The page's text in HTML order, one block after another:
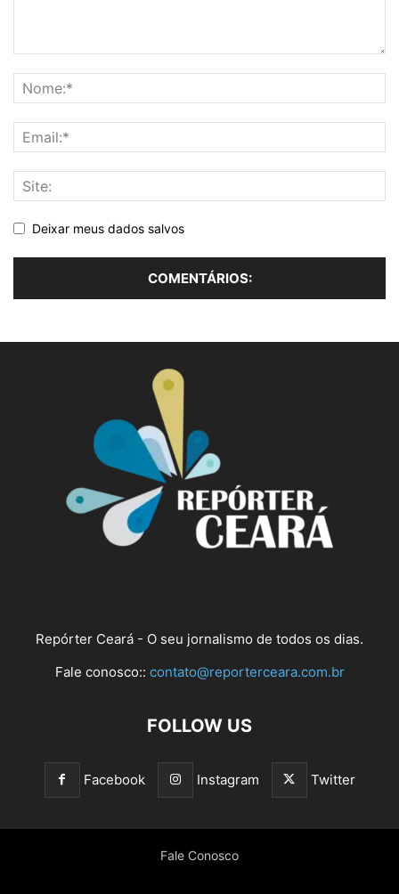
Deixar meus dados salvos
Repórter Ceará - O seu jornalismo de todos os dias.
Fale conosco:: contato@reporterceara.com.br
FOLLOW US
Facebook Instagram Twitter
Fale Conosco